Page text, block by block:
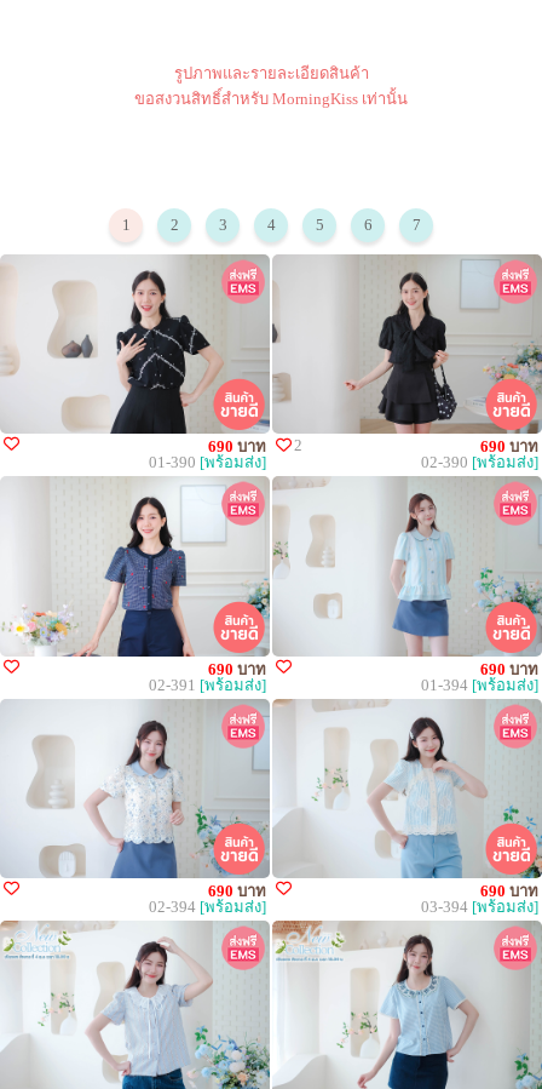
รูปภาพและรายละเอียดสินค้า
ขอสงวนสิทธิ์สำหรับ MorningKiss เท่านั้น
1 2 3 4 5 6 7
690 บาท
01-390 [พร้อมส่ง]
2 690 บาท
02-390 [พร้อมส่ง]
690 บาท
02-391 [พร้อมส่ง]
690 บาท
01-394 [พร้อมส่ง]
690 บาท
02-394 [พร้อมส่ง]
690 บาท
03-394 [พร้อมส่ง]